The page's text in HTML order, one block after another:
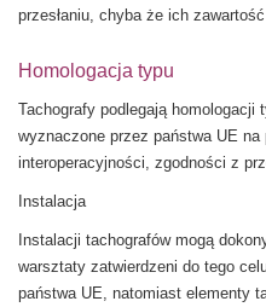
przesłaniu, chyba że ich
Homologacja typu
Tachografy podlegają homologacji
wyznaczone przez państwa UE
interoperacyjności, zgodności z
Instalacja
Instalacji tachografów mogą
warsztaty zatwierdzeni do tego
państwa UE, natomiast elementy